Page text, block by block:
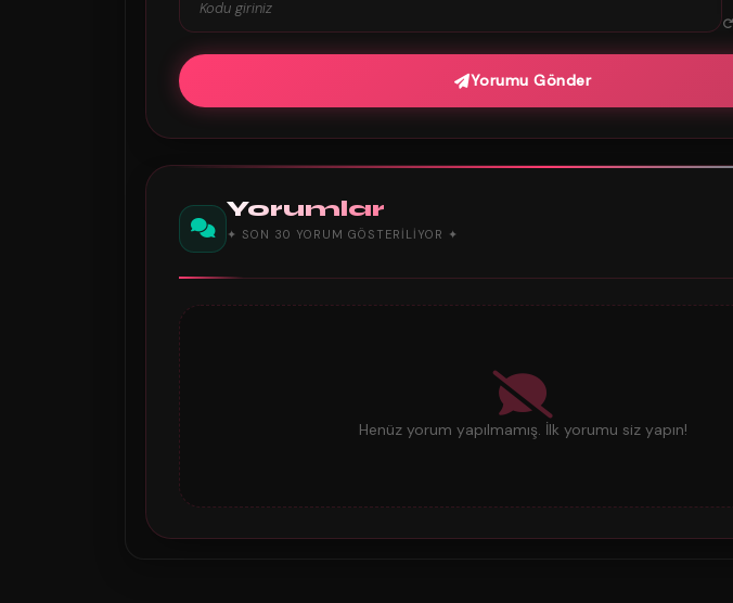
Yorumu Gönder
Yorumlar
✦ SON 30 YORUM GÖSTERILIYOR ✦
Henüz yorum yapılmamış. İlk yorumu siz yapın!